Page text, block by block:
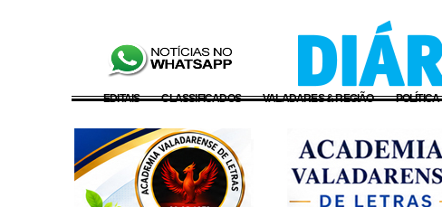
EDITAIS CLASSIFICADOS VALADARES & REGIÃO POLÍTICA